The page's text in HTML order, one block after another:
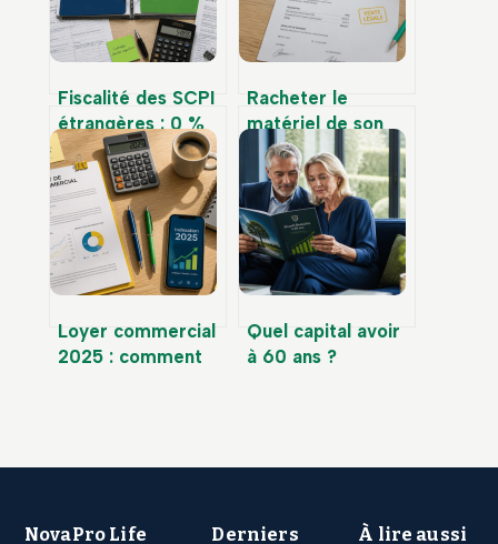
Fiscalité des SCPI
étrangères : 0 %
de prélèvements
sociaux et
mécanismes
d’élimination de la
double imposition
Racheter le
matériel de son
entreprise :
comment fixer le
prix et éviter
l’abus de bien
social
Loyer commercial
2025 : comment
Quel capital avoir
à 60 ans ?
NovaPro Life
Derniers
À lire aussi